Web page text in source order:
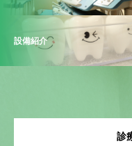
設備紹介
診